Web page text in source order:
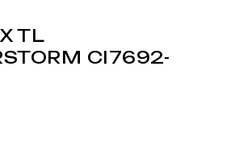
TL
CI7692-